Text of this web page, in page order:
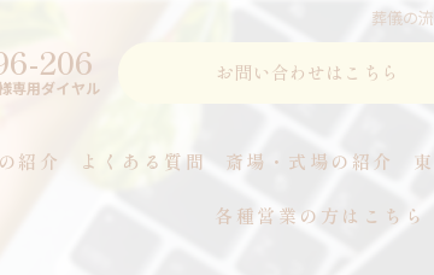
葬儀の
206
専用ダイヤル
お問い合わせはこちら
紹介 よくある質問 斎場・式場の紹介
各種営業の方はこちら